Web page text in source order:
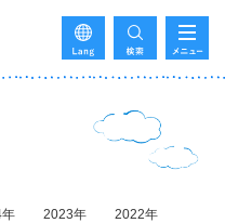
2023年
2022年